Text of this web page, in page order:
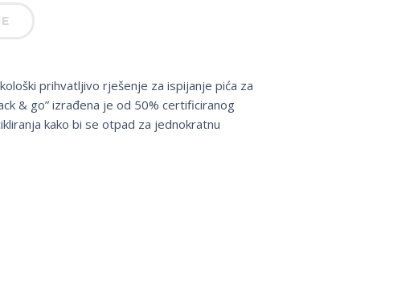
prihvatljivo rješenje za ispijanje pića za
& go” izrađena je od 50% certificiranog
kako bi se otpad za jednokratnu